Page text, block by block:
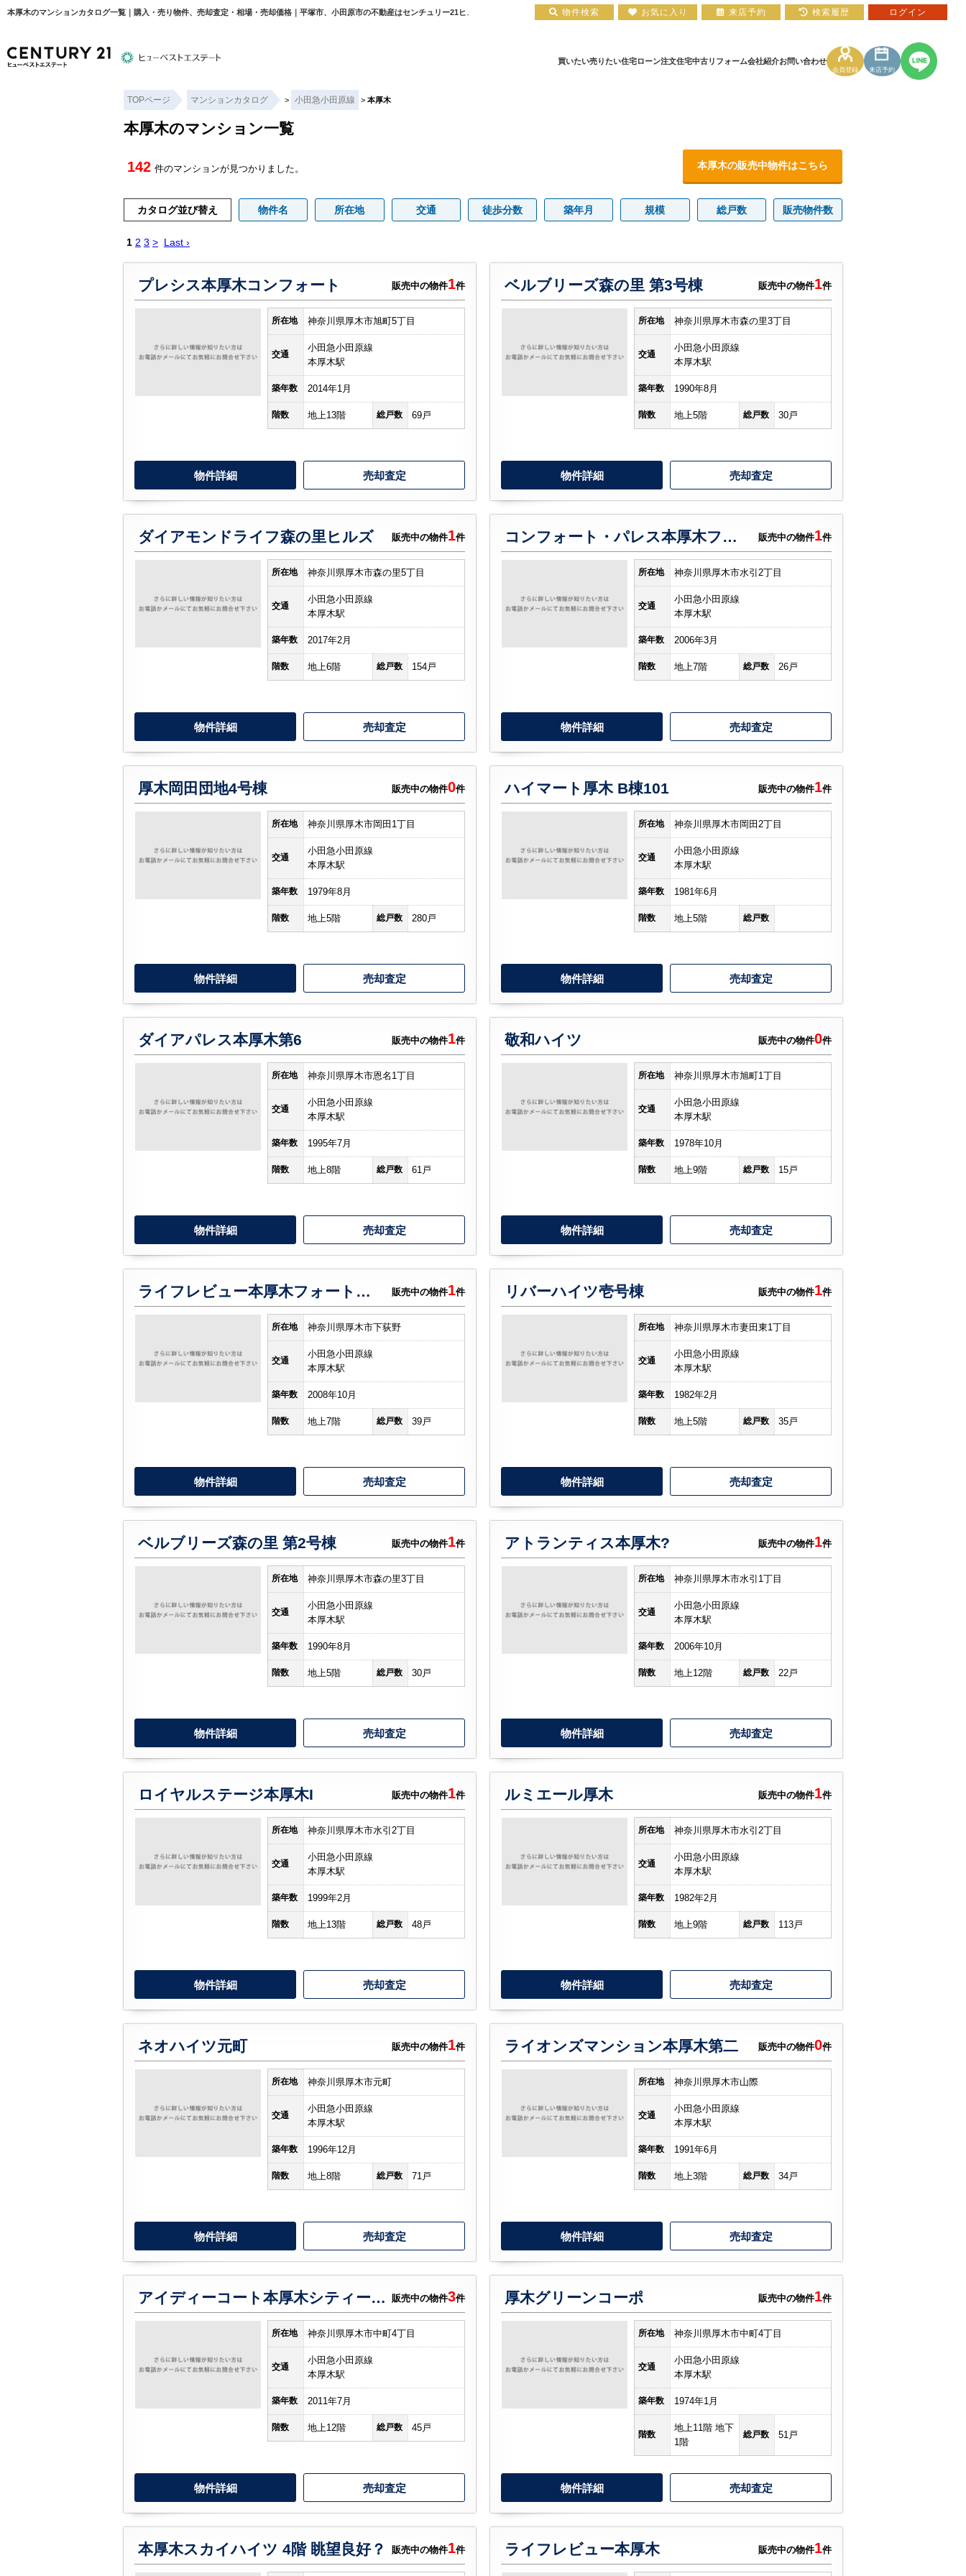
本厚木のマンションカタログ一覧｜購入・売り物件、売却査定・相場・売却価格｜平塚市、小田原市の不動産はセンチュリー21ヒューベストエステート
買いたい
物件検索 平塚エリア 小田原エリア
売りたい住宅ローン
住宅ローンについて 住宅ローン実績
注文住宅中古リフォーム会社紹介
会社概要 お知らせ
お問い合わせ
会員登録 来店予約
TOPページ マンションカタログ > 小田急小田原線 > 本厚木
本厚木のマンション一覧
142 件のマンションが見つかりました。 本厚木の販売中物件はこちら
カタログ並び替え 物件名 所在地 交通 徒歩分数 築年月 規模 総戸数 販売物件数
1 2 3 > Last ›
プレシス本厚木コンフォート 販売中の物件1件
所在地 神奈川県厚木市旭町5丁目
交通
小田急小田原線
本厚木駅
築年数 2014年1月
階数 地上13階 総戸数 69戸
物件詳細 売却査定
ベルブリーズ森の里 第3号棟 販売中の物件1件
所在地 神奈川県厚木市森の里3丁目
交通
小田急小田原線
本厚木駅
築年数 1990年8月
階数 地上5階 総戸数 30戸
物件詳細 売却査定
ダイアモンドライフ森の里ヒルズ 販売中の物件1件
所在地 神奈川県厚木市森の里5丁目
交通
小田急小田原線
本厚木駅
築年数 2017年2月
階数 地上6階 総戸数 154戸
物件詳細 売却査定
コンフォート・パレス本厚木ファーストステージ 販売中の物件1件
所在地 神奈川県厚木市水引2丁目
交通
小田急小田原線
本厚木駅
築年数 2006年3月
階数 地上7階 総戸数 26戸
物件詳細 売却査定
厚木岡田団地4号棟 販売中の物件0件
所在地 神奈川県厚木市岡田1丁目
交通
小田急小田原線
本厚木駅
築年数 1979年8月
階数 地上5階 総戸数 280戸
物件詳細 売却査定
ハイマート厚木 B棟101 販売中の物件1件
所在地 神奈川県厚木市岡田2丁目
交通
小田急小田原線
本厚木駅
築年数 1981年6月
階数 地上5階 総戸数
物件詳細 売却査定
ダイアパレス本厚木第6 販売中の物件1件
所在地 神奈川県厚木市恩名1丁目
交通
小田急小田原線
本厚木駅
築年数 1995年7月
階数 地上8階 総戸数 61戸
物件詳細 売却査定
敬和ハイツ 販売中の物件0件
所在地 神奈川県厚木市旭町1丁目
交通
小田急小田原線
本厚木駅
築年数 1978年10月
階数 地上9階 総戸数 15戸
物件詳細 売却査定
ライフレビュー本厚木フォートレス 販売中の物件1件
所在地 神奈川県厚木市下荻野
交通
小田急小田原線
本厚木駅
築年数 2008年10月
階数 地上7階 総戸数 39戸
物件詳細 売却査定
リバーハイツ壱号棟 販売中の物件1件
所在地 神奈川県厚木市妻田東1丁目
交通
小田急小田原線
本厚木駅
築年数 1982年2月
階数 地上5階 総戸数 35戸
物件詳細 売却査定
ベルブリーズ森の里 第2号棟 販売中の物件1件
所在地 神奈川県厚木市森の里3丁目
交通
小田急小田原線
本厚木駅
築年数 1990年8月
階数 地上5階 総戸数 30戸
物件詳細 売却査定
アトランティス本厚木? 販売中の物件1件
所在地 神奈川県厚木市水引1丁目
交通
小田急小田原線
本厚木駅
築年数 2006年10月
階数 地上12階 総戸数 22戸
物件詳細 売却査定
ロイヤルステージ本厚木I 販売中の物件1件
所在地 神奈川県厚木市水引2丁目
交通
小田急小田原線
本厚木駅
築年数 1999年2月
階数 地上13階 総戸数 48戸
物件詳細 売却査定
ルミエール厚木 販売中の物件1件
所在地 神奈川県厚木市水引2丁目
交通
小田急小田原線
本厚木駅
築年数 1982年2月
階数 地上9階 総戸数 113戸
物件詳細 売却査定
ネオハイツ元町 販売中の物件1件
所在地 神奈川県厚木市元町
交通
小田急小田原線
本厚木駅
築年数 1996年12月
階数 地上8階 総戸数 71戸
物件詳細 売却査定
ライオンズマンション本厚木第二 販売中の物件0件
所在地 神奈川県厚木市山際
交通
小田急小田原線
本厚木駅
築年数 1991年6月
階数 地上3階 総戸数 34戸
物件詳細 売却査定
アイディーコート本厚木シティーゲート 販売中の物件3件
所在地 神奈川県厚木市中町4丁目
交通
小田急小田原線
本厚木駅
築年数 2011年7月
階数 地上12階 総戸数 45戸
物件詳細 売却査定
厚木グリーンコーポ 販売中の物件1件
所在地 神奈川県厚木市中町4丁目
交通
小田急小田原線
本厚木駅
築年数 1974年1月
階数
地上11階 地下
1階
総戸数 51戸
物件詳細 売却査定
本厚木スカイハイツ 4階 眺望良好？ 販売中の物件1件 ライフレビュー本厚木 販売中の物件1件
物件検索 お気に入り 来店予約 検索履歴 ログイン